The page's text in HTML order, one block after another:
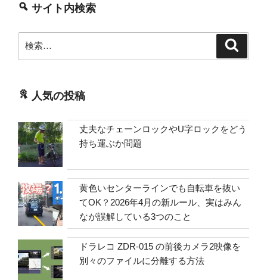
サイト内検索
索:
人気の投稿
丈夫なチェーンロックやU字ロックをどう
持ち運ぶか問題
黄色いセンターラインでも自転車を抜い
てOK？2026年4月の新ルール、実はみん
なが誤解している3つのこと
ドラレコ ZDR-015 の前後カメラ2映像を
別々のファイルに分離する方法